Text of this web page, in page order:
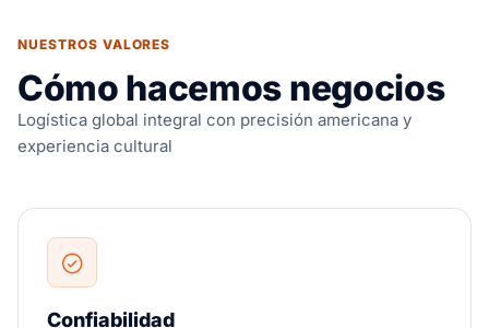
NUESTROS VALORES
Cómo hacemos negocios
Logística global integral con precisión americana y
experiencia cultural
Confiabilidad